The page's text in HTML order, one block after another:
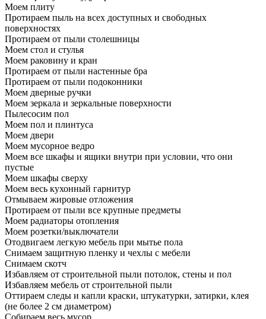
Моем плиту
Протираем пыль на всех доступных и свободных
поверхностях
Протираем от пыли столешницы
Моем стол и стулья
Моем раковину и кран
Протираем от пыли настенные бра
Протираем от пыли подоконники
Моем дверные ручки
Моем зеркала и зеркальные поверхности
Пылесосим пол
Моем пол и плинтуса
Моем двери
Моем мусорное ведро
Моем все шкафы и ящики внутри при условии, что они
пустые
Моем шкафы сверху
Моем весь кухонный гарнитур
Отмываем жировые отложения
Протираем от пыли все крупные предметы
Моем радиаторы отопления
Моем розетки/выключатели
Отодвигаем легкую мебель при мытье пола
Снимаем защитную пленку и чехлы с мебели
Снимаем скотч
Избавляем от строительной пыли потолок, стены и пол
Избавляем мебель от строительной пыли
Оттираем следы и капли краски, штукатурки, затирки, клея
(не более 2 см диаметром)
Собираем весь мусор